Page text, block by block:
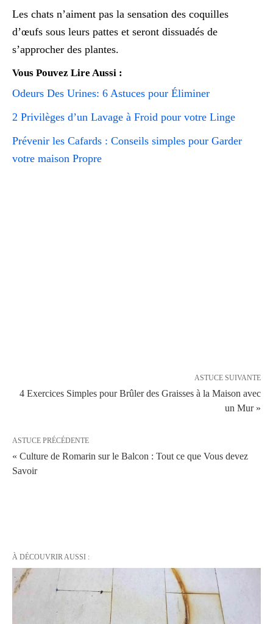
Les chats n’aiment pas la sensation des coquilles
d’œufs sous leurs pattes et seront dissuadés de
s’approcher des plantes.
Vous Pouvez Lire Aussi :
Odeurs Des Urines: 6 Astuces pour Éliminer
2 Privilèges d’un Lavage à Froid pour votre Linge
Prévenir les Cafards : Conseils simples pour Garder
votre maison Propre
ASTUCE SUIVANTE
4 Exercices Simples pour Brûler des Graisses à la Maison avec
un Mur »
ASTUCE PRÉCÉDENTE
« Culture de Romarin sur le Balcon : Tout ce que Vous devez
Savoir
À DÉCOUVRIR AUSSI :